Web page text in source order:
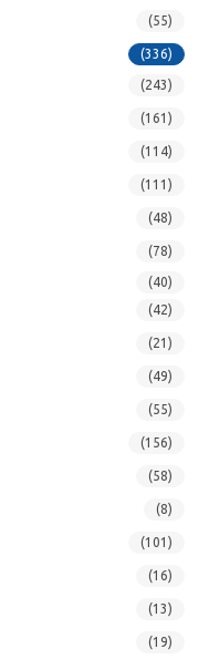
(55)
(336)
(243)
(161)
(114)
(111)
(48)
(78)
(40)
(42)
(21)
(49)
(55)
(156)
(58)
(8)
(101)
(16)
(13)
(19)